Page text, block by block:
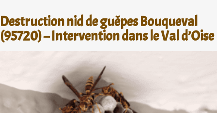
Destruction nid de guêpes Bouqueval
(95720) – Intervention dans le Val d’Oise